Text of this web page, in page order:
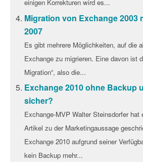
einigen Korrekturen wird es...
Migration von Exchange 2003
2007
Es gibt mehrere Möglichkeiten, auf die
Exchange zu migrieren. Eine davon ist
Migration“, also die...
Exchange 2010 ohne Backup
sicher?
Exchange-MVP Walter Steinsdorfer hat
Artikel zu der Marketingaussage
Exchange 2010 aufgrund seiner
kein Backup mehr...